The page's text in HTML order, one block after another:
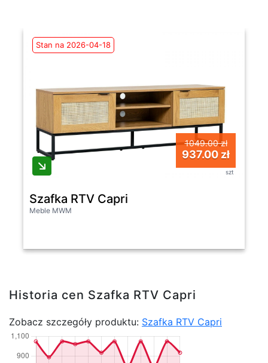
Stan na 2026-04-18
1049.00 zł
937.00 zł
szt
Szafka RTV Capri
Meble MWM
Historia cen Szafka RTV Capri
Zobacz szczegóły produktu: Szafka RTV Capri